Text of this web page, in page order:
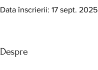
Data înscrierii: 17 sept. 2025
Despre